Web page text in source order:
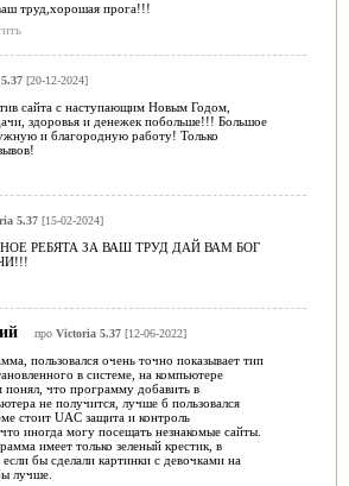
труд,хорошая прога!!!
[20-12-2024]
сайта с наступающим Новым Годом,
здоровья и денежек побольше!!! Большое
и благородную работу! Только
5.37[15-02-2024]
РЕБЯТА ЗА ВАШ ТРУД ДАЙ ВАМ БОГ
про Victoria 5.37[12-06-2022]
пользовался очень точно показывает тип
в системе, на компьютере
что программу добавить в
не получится, лучше б пользовался
стоит UAC защита и контроль
иногда могу посещать незнакомые сайты.
имеет только зеленый крестик, в
если бы сделали картинки с девочками на
лучше.